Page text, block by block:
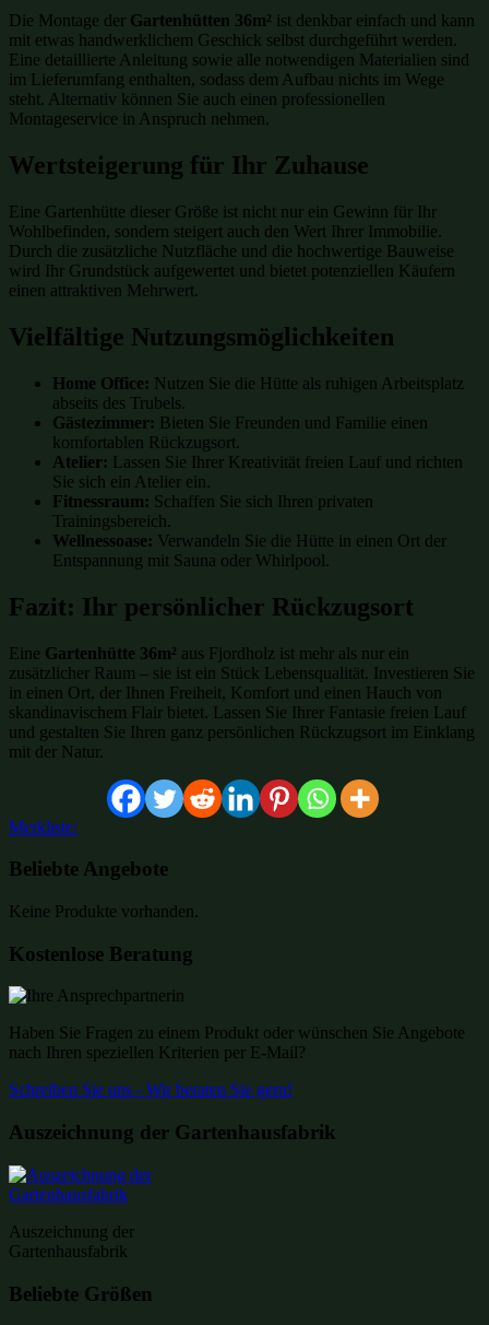
Die Montage der Gartenhütten 36m² ist denkbar einfach und kann
mit etwas handwerklichem Geschick selbst durchgeführt werden.
Eine detaillierte Anleitung sowie alle notwendigen Materialien sind
im Lieferumfang enthalten, sodass dem Aufbau nichts im Wege
steht. Alternativ können Sie auch einen professionellen
Montageservice in Anspruch nehmen.
Wertsteigerung für Ihr Zuhause
Eine Gartenhütte dieser Größe ist nicht nur ein Gewinn für Ihr
Wohlbefinden, sondern steigert auch den Wert Ihrer Immobilie.
Durch die zusätzliche Nutzfläche und die hochwertige Bauweise
wird Ihr Grundstück aufgewertet und bietet potenziellen Käufern
einen attraktiven Mehrwert.
Vielfältige Nutzungsmöglichkeiten
Home Office: Nutzen Sie die Hütte als ruhigen Arbeitsplatz
abseits des Trubels.
Gästezimmer: Bieten Sie Freunden und Familie einen
komfortablen Rückzugsort.
Atelier: Lassen Sie Ihrer Kreativität freien Lauf und richten
Sie sich ein Atelier ein.
Fitnessraum: Schaffen Sie sich Ihren privaten
Trainingsbereich.
Wellnessoase: Verwandeln Sie die Hütte in einen Ort der
Entspannung mit Sauna oder Whirlpool.
Fazit: Ihr persönlicher Rückzugsort
Eine Gartenhütte 36m² aus Fjordholz ist mehr als nur ein
zusätzlicher Raum – sie ist ein Stück Lebensqualität. Investieren Sie
in einen Ort, der Ihnen Freiheit, Komfort und einen Hauch von
skandinavischem Flair bietet. Lassen Sie Ihrer Fantasie freien Lauf
und gestalten Sie Ihren ganz persönlichen Rückzugsort im Einklang
mit der Natur.
Merkliste:
Beliebte Angebote
Keine Produkte vorhanden.
Kostenlose Beratung
Haben Sie Fragen zu einem Produkt oder wünschen Sie Angebote
nach Ihren speziellen Kriterien per E-Mail?
Schreiben Sie uns - Wir beraten Sie gern!
Auszeichnung der Gartenhausfabrik
Auszeichnung der
Gartenhausfabrik
Beliebte Größen